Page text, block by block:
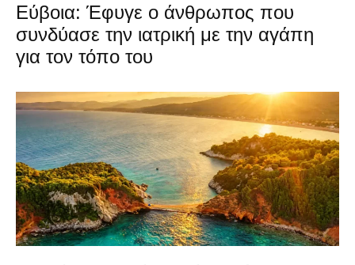
Εύβοια: Έφυγε ο άνθρωπος που
συνδύασε την ιατρική με την αγάπη
για τον τόπο του